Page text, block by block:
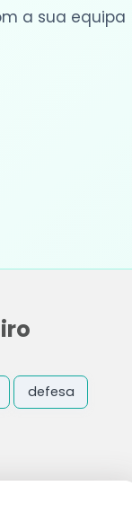
a sua equipa
defesa